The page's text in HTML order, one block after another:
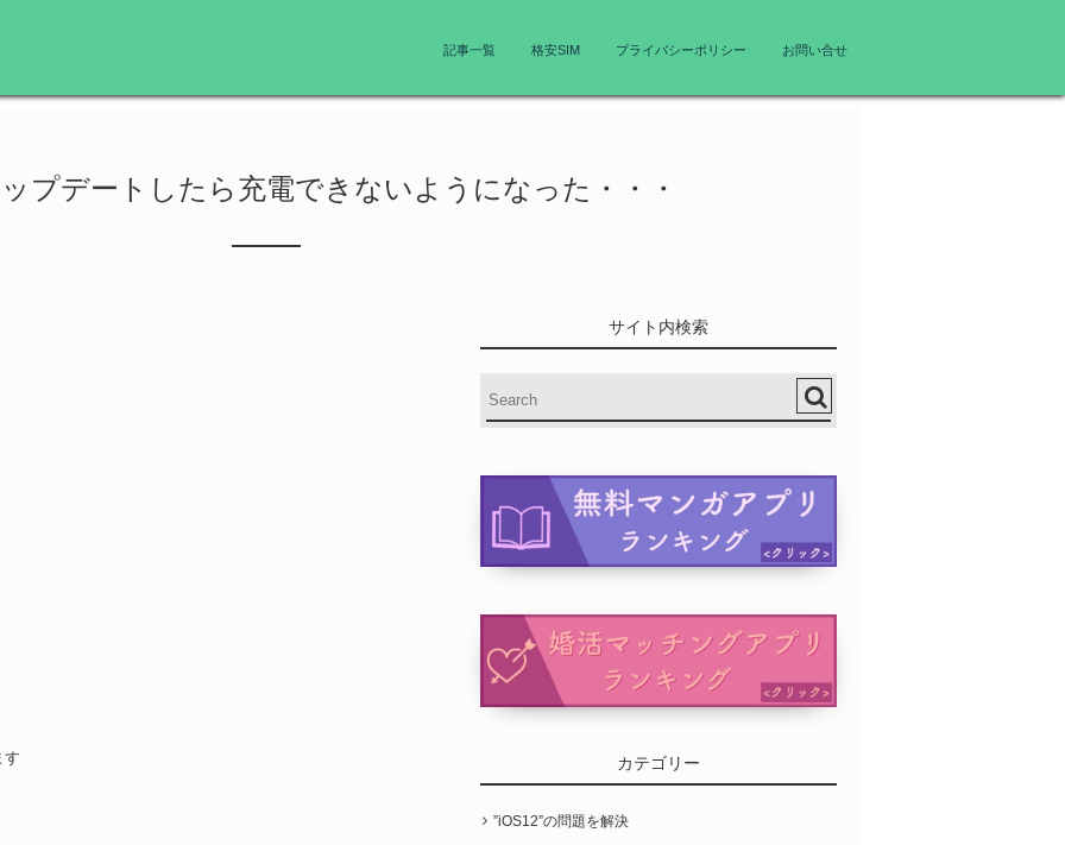
記事一覧 格安SIM プライバシーポリシー お問い合せ
プデートしたら充電できないようになった・・・
す
サイト内検索
カテゴリー
”iOS12”の問題を解決